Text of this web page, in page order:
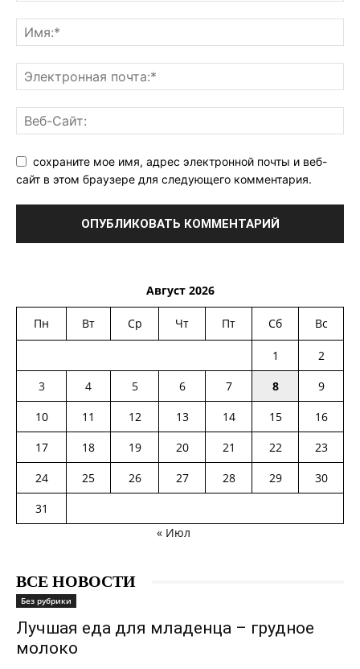
сохраните мое имя, адрес электронной почты и веб-
сайт в этом браузере для следующего комментария.
Август 2026
Пн Вт Ср Чт Пт Сб Вс
1
2
3
4 5 6 7 8
9
10
11 12 13 14 15
16
17
18 19 20 21 22
23
24
25 26 27 28 29
30
31
« Июл
ВСЕ НОВОСТИ
Без рубрики
Лучшая еда для младенца – грудное
молоко